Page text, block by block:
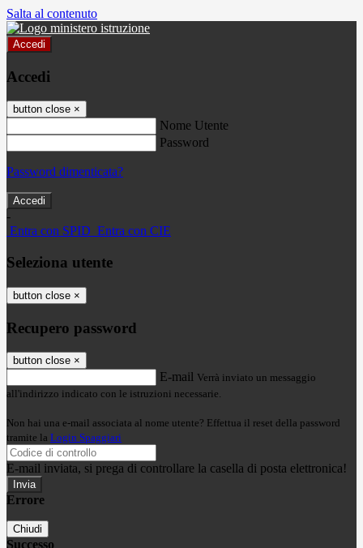
Salta al contenuto
Accedi
Accedi
button close ×
Nome Utente
Password
Password dimenticata?
-
Entra con SPID Entra con CIE
Seleziona utente
button close ×
Recupero password
button close ×
E-mail Verrà inviato un messaggio
all'indirizzo indicato con le istruzioni necessarie.
Non hai una e-mail associata al nome utente? Effettua il reset della password
tramite la Login Spaggiari
E-mail inviata, si prega di controllare la casella di posta elettronica!
Errore
Chiudi
Successo